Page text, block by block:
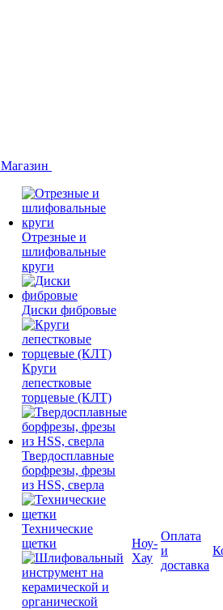
Магазин
Отрезные и
шлифовальные
круги
Диски фибровые
Круги
лепестковые
торцевые (КЛТ)
Твердосплавные
борфрезы, фрезы
из HSS, сверла
Технические
щетки
Ноу-
Хау
Оплата
и
доставка